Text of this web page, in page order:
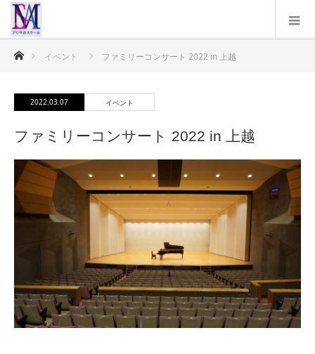
ホーム イベント ファミリーコンサート 2022 in 上越
2022.03.07 イベント
ファミリーコンサート 2022 in 上越